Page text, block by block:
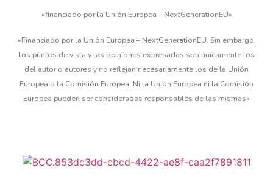
«financiado por la Unión Europea – NextGenerationEU»
«Financiado por la Unión Europea – NextGenerationEU. Sin embargo,
los puntos de vista y las opiniones expresadas son únicamente los
del autor o autores y no reflejan necesariamente los de la Unión
Europea o la Comisión Europea. Ni la Unión Europea ni la Comisión
Europea pueden ser consideradas responsables de las mismas»